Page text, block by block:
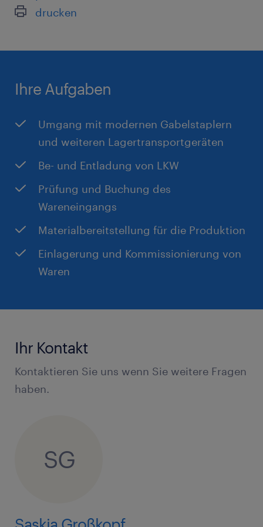
Wellness-Einrichtungen
Führerschein Gabelstapler, Flurförderzeuge
Ausreichende Deutschkenntnisse
drucken
Ihre Aufgaben
Umgang mit modernen Gabelstaplern
und weiteren Lagertransportgeräten
Be- und Entladung von LKW
Prüfung und Buchung des
Wareneingangs
Materialbereitstellung für die Produktion
Einlagerung und Kommissionierung von
Waren
Ihr Kontakt
Kontaktieren Sie uns wenn Sie weitere Fragen
haben.
SG